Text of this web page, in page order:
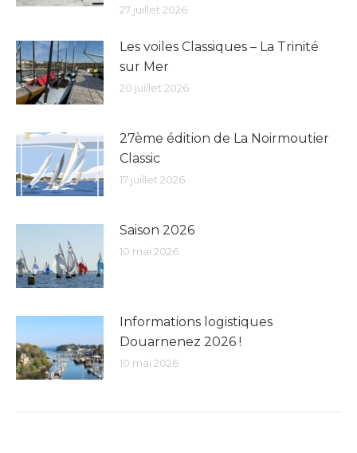
27 juillet 2026
Les voiles Classiques – La Trinité
sur Mer
20 juillet 2026
27ème édition de La Noirmoutier
Classic
17 juillet 2026
Saison 2026
10 mai 2026
Informations logistiques
Douarnenez 2026 !
10 mai 2026